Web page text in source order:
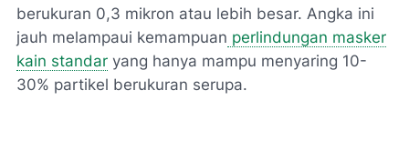
berukuran 0,3 mikron atau lebih besar. Angka ini
jauh melampaui kemampuan perlindungan masker
kain standar yang hanya mampu menyaring 10-
30% partikel berukuran serupa.